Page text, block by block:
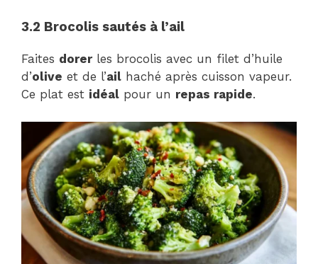
3.2 Brocolis sautés à l’ail
Faites dorerles brocolis avec un filet d’huile
d’olive et de l’ail haché après cuisson vapeur.
Ce plat est idéal pour un repas rapide.